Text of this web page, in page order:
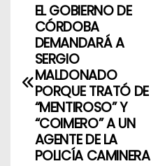
N
v
EL GOBIERNO DE
CÓRDOBA
DEMANDARÁ A
SERGIO
MALDONADO
PORQUE TRATÓ DE
“MENTIROSO” Y
“COIMERO” A UN
AGENTE DE LA
POLICÍA CAMINERA